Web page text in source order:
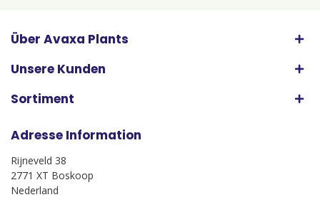
Über Avaxa Plants
Unsere Kunden
Sortiment
Adresse Information
Rijneveld 38
2771 XT Boskoop
Nederland